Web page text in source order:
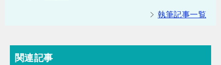
執筆記事一覧
関連記事